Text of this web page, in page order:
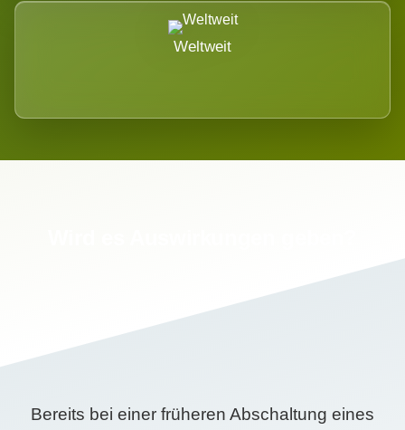
Weltweit
Bereits bei einer früheren Abschaltung eines